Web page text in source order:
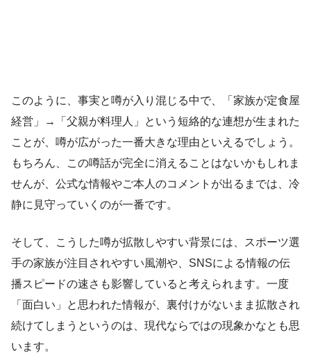
このように、事実と噂が入り混じる中で、「家族が定食屋
経営」→「父親が料理人」という短絡的な連想が生まれた
ことが、噂が広がった一番大きな理由といえるでしょう。
もちろん、この噂話が完全に消えることはないかもしれま
せんが、公式な情報やご本人のコメントが出るまでは、冷
静に見守っていくのが一番です。
そして、こうした噂が拡散しやすい背景には、スポーツ選
手の家族が注目されやすい風潮や、SNSによる情報の伝
播スピードの速さも影響していると考えられます。一度
「面白い」と思われた情報が、裏付けがないまま拡散され
続けてしまうというのは、現代ならではの現象かなとも思
います。